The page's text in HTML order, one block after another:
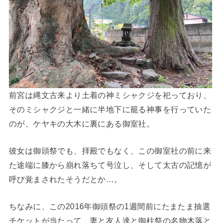
前宮は縄文古来より土着の神ミシャクジを祀っており、
そのミシャクジと一緒に半地下に籠る神事を行っていた
のが、ケヤキの大木に裏にある御室社。
彼女は御頭祭でも、拝殿でもなく、この御室社の前に来
た途端に膝から崩れ落ちて号泣し、そして太古の記憶が
呼び覚まされたそうだとか…。
ちなみに、この2016年御頭祭の1週間前にたまたま抽選
チケットが当たって、妻と友人達と御柱祭の名物木落と